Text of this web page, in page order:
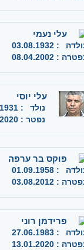
עלי נעמי
:
03.08.1932
:
08.04.2002
עלי יוסי
נולד :
1931
נפטר :
פוקס בר ערפה
:
01.09.1958
:
03.08.2012
פרידמן רוני
:
27.06.1983
:
13.01.2020